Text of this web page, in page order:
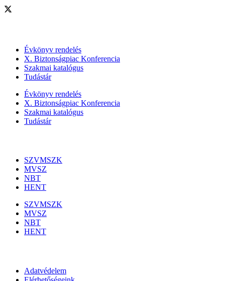
Évkönyv rendelés
X. Biztonságpiac Konferencia
Szakmai katalógus
Tudástár
Évkönyv rendelés
X. Biztonságpiac Konferencia
Szakmai katalógus
Tudástár
SZVMSZK
MVSZ
NBT
HENT
SZVMSZK
MVSZ
NBT
HENT
Adatvédelem